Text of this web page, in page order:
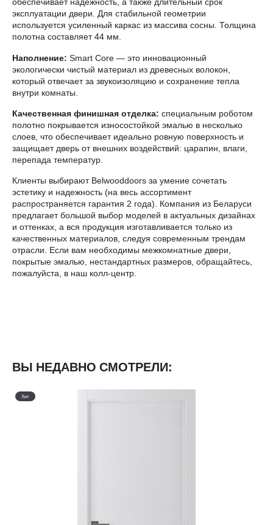
эксплуатации двери. Для стабильной геометрии
используется усиленный каркас из массива сосны. Толщина
полотна составляет 44 мм.
Наполнение: Smart Core — это инновационный
экологически чистый материал из древесных волокон,
который отвечает за звукоизоляцию и сохранение тепла
внутри комнаты.
Качественная финишная отделка: специальным роботом
полотно покрывается износостойкой эмалью в несколько
слоев, что обеспечивает идеально ровную поверхность и
защищает дверь от внешних воздействий: царапин, влаги,
перепада температур.
Клиенты выбирают Belwooddoors за умение сочетать
эстетику и надежность (на весь ассортимент
распространяется гарантия 2 года). Компания из Беларуси
предлагает большой выбор моделей в актуальных дизайнах
и оттенках, а вся продукция изготавливается только из
качественных материалов, следуя современным трендам
отрасли. Если вам необходимы межкомнатные двери,
покрытые эмалью, нестандартных размеров, обращайтесь,
пожалуйста, в наш колл-центр.
ВЫ НЕДАВНО СМОТРЕЛИ:
Хит